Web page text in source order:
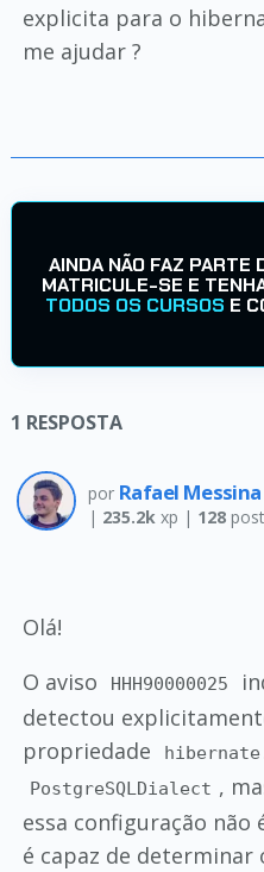
explicita para o
me ajudar ?
AINDA NÃO FAZ PARTE
MATRICULE-SE E
TODOS OS CURSOS E
1 RESPOSTA
por Rafael
| 235.2kxp | 128
Olá!
O aviso
HHH90000025
detectou
propriedade
PostgreSQLDialect ,
essa configuração não
é capaz de